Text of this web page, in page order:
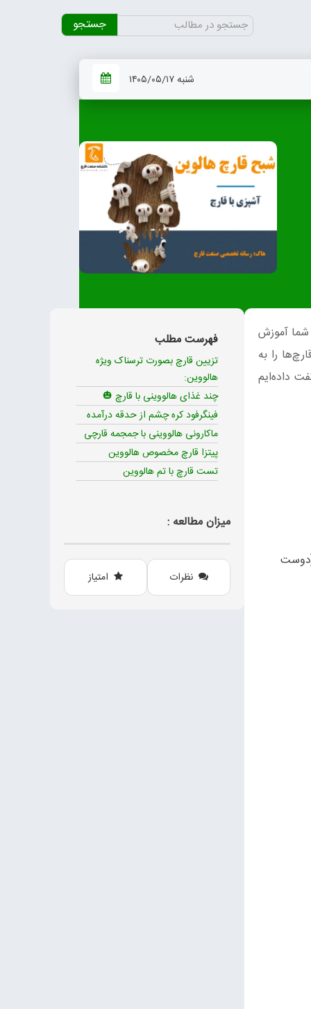
جستجو
برای:
شنبه ۱۴۰۵/۰۵/۱۷
شما آموزش
را به
داده‌ایم
فهرست مطلب
تزیین قارچ بصورت ترسناک ویژه
هالووین:
چند غذای هالووینی با قارچ 🎃
فینگرفود کره چشم از حدقه درآمده
ماکارونی هالووینی با جمجمه قارچی
پیتزا قارچ مخصوص هالووین
تست قارچ با تم هالووین
میزان مطالعه :
نظرات امتیاز